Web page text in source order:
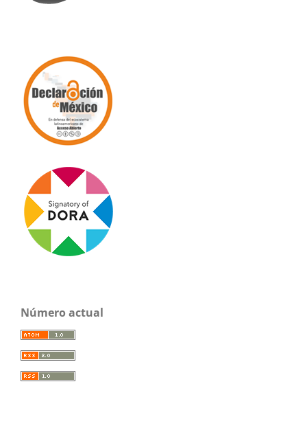
Número actual